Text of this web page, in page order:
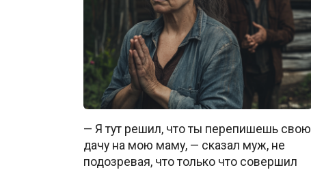
— Я тут решил, что ты перепишешь свою
дачу на мою маму, — сказал муж, не
подозревая, что только что совершил